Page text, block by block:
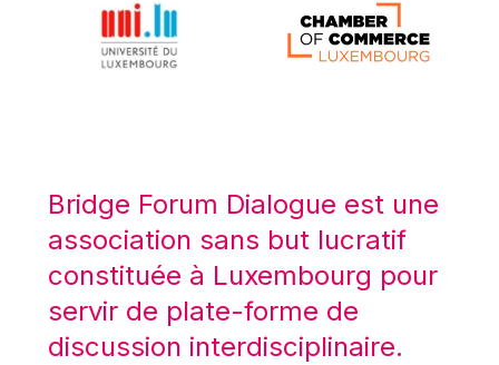
Lucas Papademos
Máire Geoghegan-Quinn
Mario Centeno
Mario Monti
Maroš ŠEFČOVIČ
Martin Bailey
Martine Reicherts
Bridge Forum Dialogue est une
association sans but lucratif
constituée à Luxembourg pour
servir de plate-forme de
discussion interdisciplinaire.